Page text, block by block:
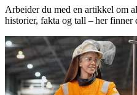
Arbeider du med en artikkel om
historier, fakta og tall – her finner